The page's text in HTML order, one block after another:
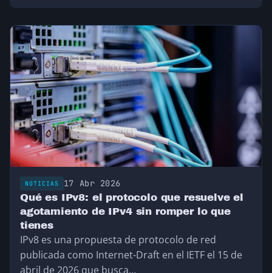
NOTICIAS 17 Abr 2026
Qué es IPv8: el protocolo que resuelve el
agotamiento de IPv4 sin romper lo que
tienes
IPv8 es una propuesta de protocolo de red
publicada como Internet-Draft en el IETF el 15 de
abril de 2026 que busca…